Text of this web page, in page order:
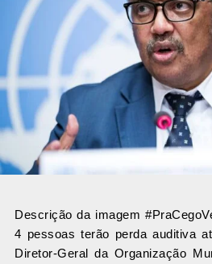
Descrição da imagem
4 pessoas terão perda auditiva
Diretor-Geral da Organização